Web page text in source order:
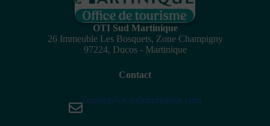
OTI Sud Martinique
26 Immeuble Les Bosquets, Zone Champigny
97224, Ducos - Martinique
Contact
contact@ot-sudmartinique.com